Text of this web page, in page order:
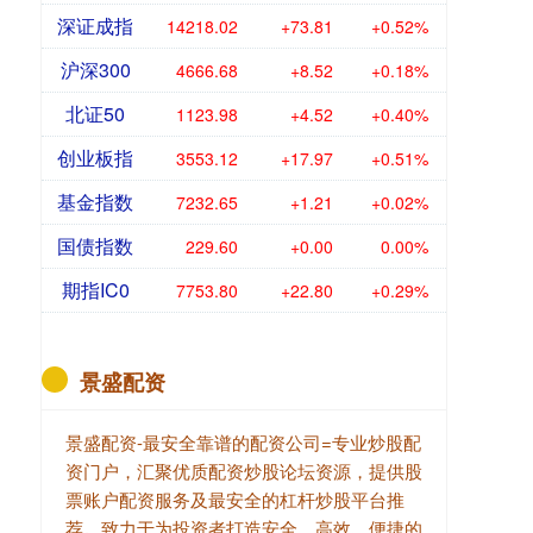
深证成指 14218.02 +73.81 +0.52%
沪深300 4666.68 +8.52 +0.18%
北证50 1123.98 +4.52 +0.40%
创业板指 3553.12 +17.97 +0.51%
基金指数 7232.65 +1.21 +0.02%
国债指数 229.60 +0.00 0.00%
期指IC0 7753.80 +22.80 +0.29%
景盛配资
景盛配资-最安全靠谱的配资公司=专业炒股配
资门户，汇聚优质配资炒股论坛资源，提供股
票账户配资服务及最安全的杠杆炒股平台推
荐。致力于为投资者打造安全、高效、便捷的